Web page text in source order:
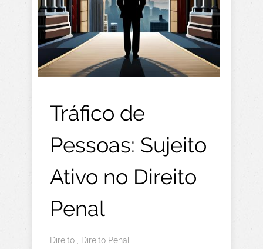
Tráfico de
Pessoas: Sujeito
Ativo no Direito
Penal
Direito , Direito Penal